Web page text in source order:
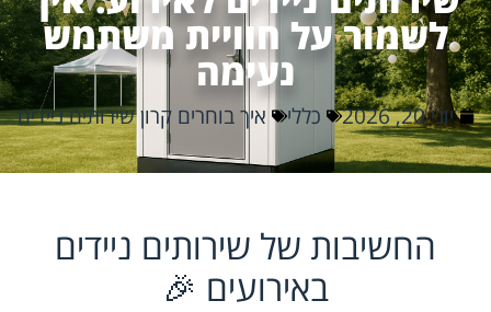
לשמור על חוויית משתמש
נעימה
יוני 20, 2026 כללי איך בוחרים קרון שירותים ניידים
החשיבות של שירותים ניידים
באירועים 🎉